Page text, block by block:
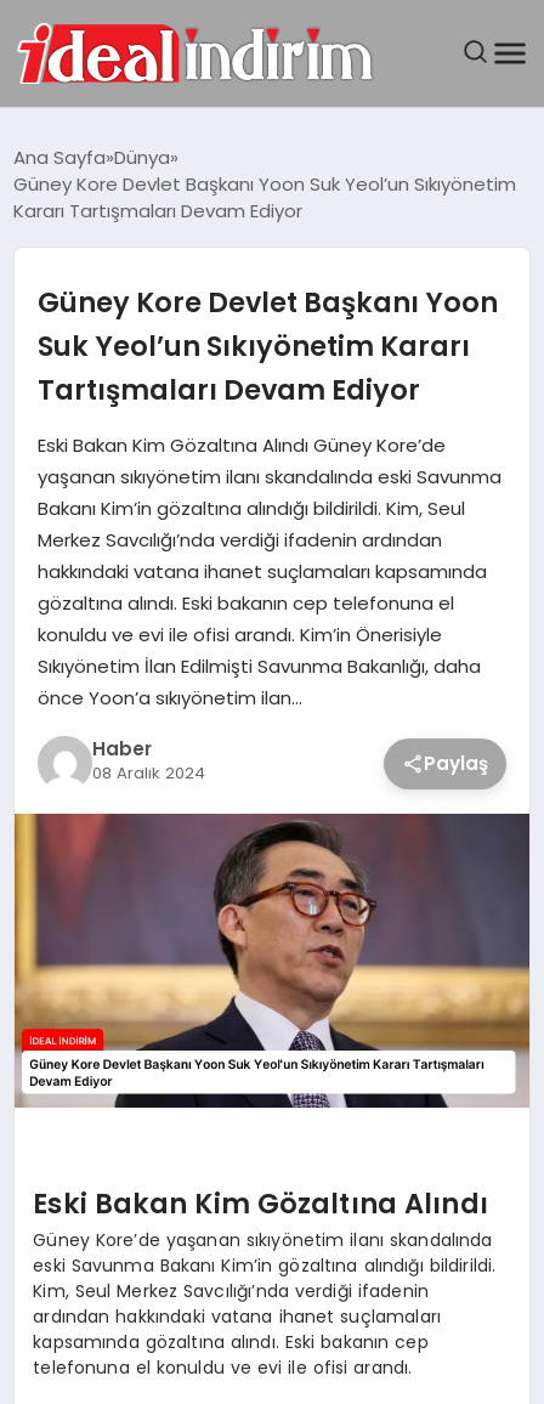
BILGISAYAR
TEKNOLOJI
YAŞAM
Ana Sayfa Dünya
Güney Kore Devlet Başkanı Yoon Suk Yeol’un Sıkıyönetim
Kararı Tartışmaları Devam Ediyor
Güney Kore Devlet Başkanı Yoon
Suk Yeol’un Sıkıyönetim Kararı
Tartışmaları Devam Ediyor
Eski Bakan Kim Gözaltına Alındı Güney Kore’de
yaşanan sıkıyönetim ilanı skandalında eski Savunma
Bakanı Kim’in gözaltına alındığı bildirildi. Kim, Seul
Merkez Savcılığı’nda verdiği ifadenin ardından
hakkındaki vatana ihanet suçlamaları kapsamında
gözaltına alındı. Eski bakanın cep telefonuna el
konuldu ve evi ile ofisi arandı. Kim’in Önerisiyle
Sıkıyönetim İlan Edilmişti Savunma Bakanlığı, daha
önce Yoon’a sıkıyönetim ilan…
Haber
08 Aralık 2024 Paylaş
Eski Bakan Kim Gözaltına Alındı
Güney Kore’de yaşanan sıkıyönetim ilanı skandalında
eski Savunma Bakanı Kim’in gözaltına alındığı bildirildi.
Kim, Seul Merkez Savcılığı’nda verdiği ifadenin
ardından hakkındaki vatana ihanet suçlamaları
kapsamında gözaltına alındı. Eski bakanın cep
telefonuna el konuldu ve evi ile ofisi arandı.